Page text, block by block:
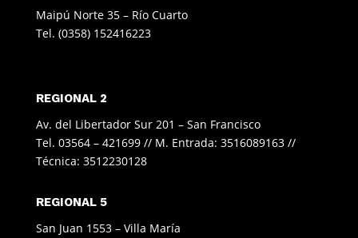
Maipú Norte 35 – Río Cuarto
Tel. (0358) 152416223
REGIONAL 2
Av. del Libertador Sur 201 – San Francisco
Tel. 03564 – 421699 // M. Entrada: 3516089163 //
Técnica: 3512230128
REGIONAL 5
San Juan 1553 – Villa María